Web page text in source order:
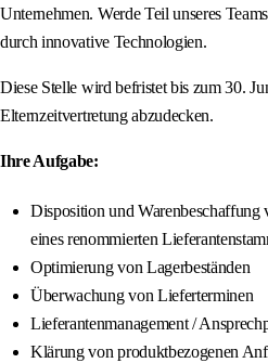
Unternehmen. Werde Teil unseres
durch innovative Technologien.
Diese Stelle wird befristet bis zum 30.
Elternzeitvertretung abzudecken.
Ihre Aufgabe:
Disposition und
eines renommierten
Optimierung von Lagerbeständen
Überwachung von Lieferterminen
Lieferantenmanagement /
Klärung von produktbezogenen